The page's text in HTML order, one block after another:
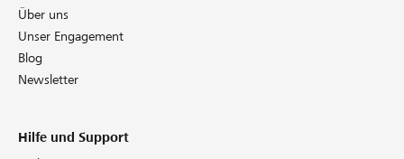
Über uns
Unser Engagement
Blog
Newsletter
Hilfe und Support